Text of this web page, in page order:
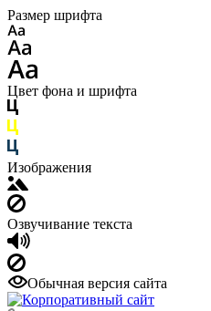
Размер шрифта
Цвет фона и шрифта
Изображения
Озвучивание текста
Обычная версия сайта